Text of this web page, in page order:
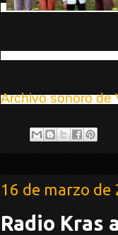
Archivo sonoro de
16 de marzo de
Radio Kras